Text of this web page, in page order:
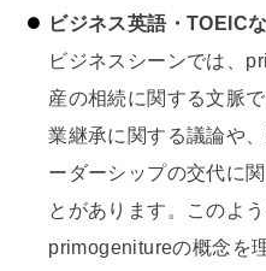
ビジネス英語・TOEIC
ビジネスシーンでは、
産の相続に関する文脈
業継承に関する議論や
ーダーシップの交代に
とがあります。このよ
primogenitureの概念を